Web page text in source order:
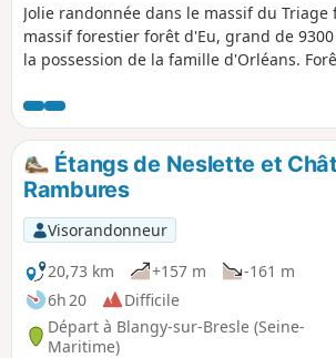
Jolie randonnée dans le massif du
massif forestier forêt d'Eu, grand de
la possession de la famille d'Orléans.
longeant les étangs le long de la Bresle.
Étangs de Neslette et
Rambures
Visorandonneur
20,73 km
+157 m
-161 m
6h 20
Difficile
Départ à Blangy-sur-Bresle (Seine-
Maritime)